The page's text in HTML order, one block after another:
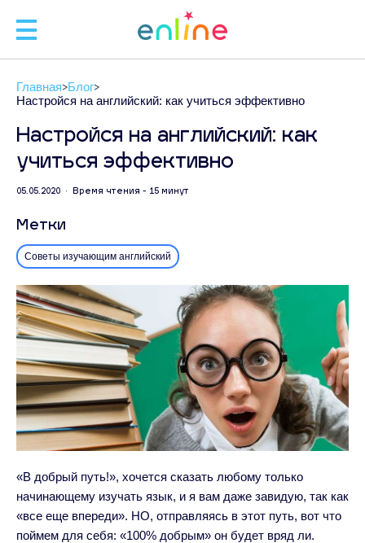
🧑
Главная Блог
Настройся на английский: как учиться эффективно
Настройся на английский: как
учиться эффективно
05.05.2020 • Время чтения - 15 минут
Метки
Советы изучающим английский
«В добрый путь!», хочется сказать любому только
начинающему изучать язык, и я вам даже завидую, так как
«все еще впереди». НО, отправляясь в этот путь, вот что
поймем для себя: «100% добрым» он будет вряд ли.